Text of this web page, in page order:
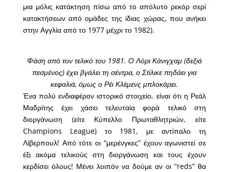
μια μόλις κατάκτηση πίσω από το απόλυτο ρεκόρ σερί
κατακτήσεων από ομάδες της ίδιας χώρας, που ανήκει
στην Αγγλία από το 1977 μέχρι το 1982).
Φάση από τον τελικό του 1981. Ο Λόρι Κάνιγχαμ (δεξιά
πεσμένος) έχει βγάλει τη σέντρα, ο Στίλικε πηδάει για
κεφαλιά, όμως ο Ρέι Κλέμενς μπλοκάρει.
Ένα πολύ ενδιαφέρον ιστορικό στοιχείο, είναι ότι η Ρεάλ
Μαδρίτης έχει χάσει τελευταία φορά τελικό στη
διοργάνωση (είτε Κύπελλο Πρωταθλητριών, είτε
Champions League) το 1981, με αντίπαλο τη
Λίβερπουλ! Από τότε οι “μερένγκες” έχουν αγωνιστεί σε
έξι ακόμα τελικούς στη διοργάνωση και τους έχουν
κερδίσει όλους! Μένει λοιπόν να δούμε αν οι “reds” θα